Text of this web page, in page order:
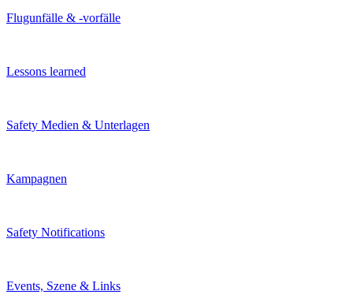
Flugunfälle & -vorfälle
Lessons learned
Safety Medien & Unterlagen
Kampagnen
Safety Notifications
Events, Szene & Links